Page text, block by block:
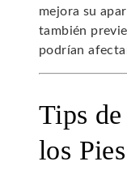
mejora su
también
podrían
Tips
los